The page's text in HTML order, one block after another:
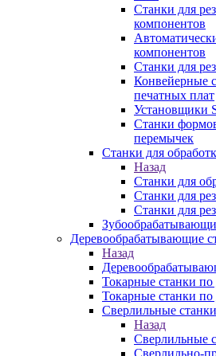
Станки для
компонентов
компонентов
Станки для
Конвейерные
печатных плат
Установщики
Станки
перемычек
Станки для
Назад
Станки для
Станки для
Станки для
Деревообрабатывающие
Назад
Токарные станки по
Токарные станки
Сверлильные
Назад
Сверлильные
Сверлильно-